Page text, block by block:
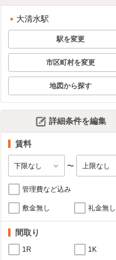
大清水駅
駅を変更
市区町村を変更
地図から探す
詳細条件を編集
賃料
〜
管理費など込み
敷金無し 礼金無し
間取り
1R 1K